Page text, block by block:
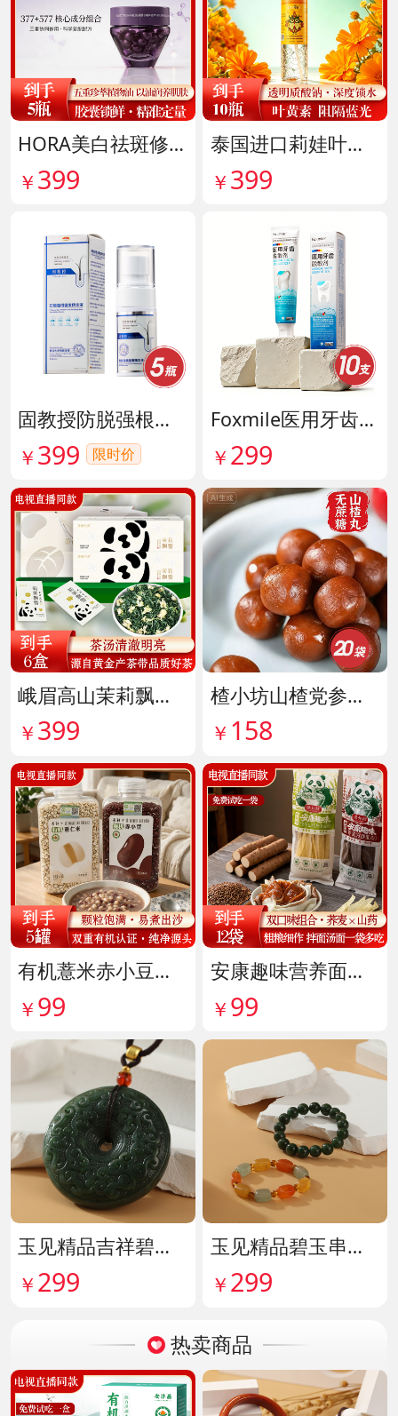
HORA美白祛斑修护精华油 货号141999
￥ 399
泰国进口莉娃叶黄素精华护眼液 货号142036
￥ 399
固教授防脱强根健发精华液 货号141187
￥ 399 限时价
Foxmile医用牙齿脱敏剂 货号141702
￥ 299
峨眉高山茉莉飘雪铂金熊猫礼盒限量版 货号141997
￥ 399
楂小坊山楂党参黄芪丸 货号142033
￥ 158
有机薏米赤小豆爆杀组 货号142099
￥ 99
安康趣味营养面皮超值组 货号142087
￥ 99
玉见精品吉祥碧玉吊牌 货号142114
￥ 299
玉见精品碧玉串珠手串 货号142115
￥ 299
热卖商品